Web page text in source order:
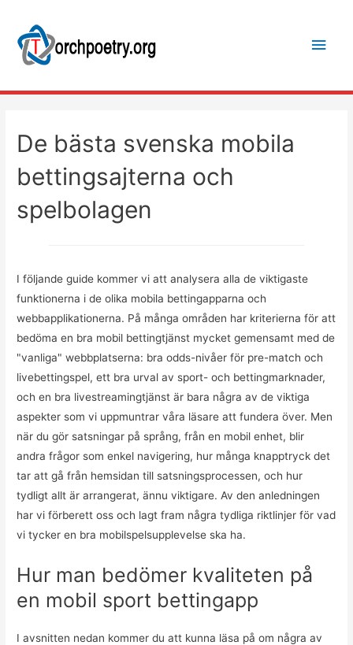
Main
De bästa svenska mobila
bettingsajterna och
spelbolagen
I följande guide kommer vi att analysera alla de viktigaste
funktionerna i de olika mobila bettingapparna och
webbapplikationerna. På många områden har kriterierna för att
bedöma en bra mobil bettingtjänst mycket gemensamt med de
"vanliga" webbplatserna: bra odds-nivåer för pre-match och
livebettingspel, ett bra urval av sport- och bettingmarknader,
och en bra livestreamingtjänst är bara några av de viktiga
aspekter som vi uppmuntrar våra läsare att fundera över. Men
när du gör satsningar på språng, från en mobil enhet, blir
andra frågor som enkel navigering, hur många knapptryck det
tar att gå från hemsidan till satsningsprocessen, och hur
tydligt allt är arrangerat, ännu viktigare. Av den anledningen
har vi förberett oss och lagt fram några tydliga riktlinjer för vad
vi tycker en bra mobilspelsupplevelse ska ha.
Hur man bedömer kvaliteten på
en mobil sport bettingapp
I avsnitten nedan kommer du att kunna läsa på om några av